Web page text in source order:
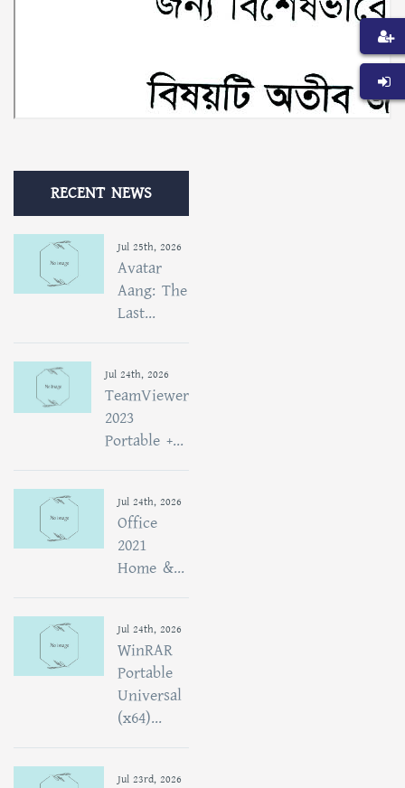
RECENT NEWS
Jul 25th, 2026
Avatar
Aang: The
Last...
Jul 24th, 2026
TeamViewer
2023
Portable +...
Jul 24th, 2026
Office
2021
Home &...
Jul 24th, 2026
WinRAR
Portable
Universal
(x64)...
Jul 23rd, 2026